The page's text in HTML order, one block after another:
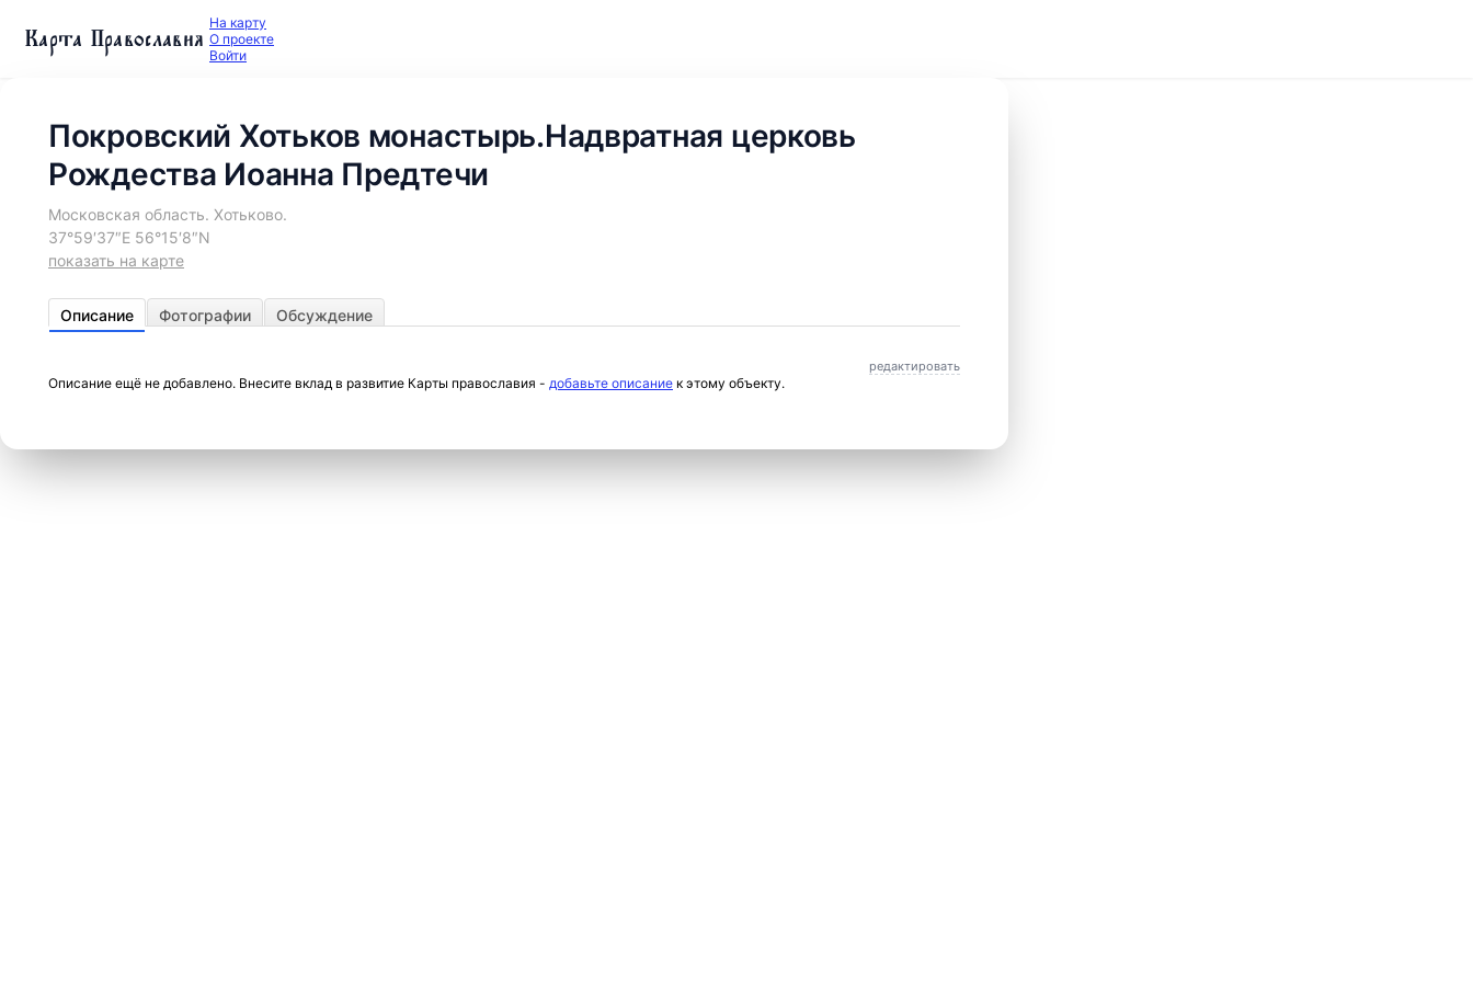
Карта Православия На карту
О проекте
Войти
Покровский Хотьков монастырь.Надвратная церковь
Рождества Иоанна Предтечи
Московская область. Хотьково.
37°59′37″E 56°15′8″N
показать на карте
Описание Фотографии Обсуждение
редактировать
Описание ещё не добавлено. Внесите вклад в развитие Карты православия - добавьте описание к этому объекту.